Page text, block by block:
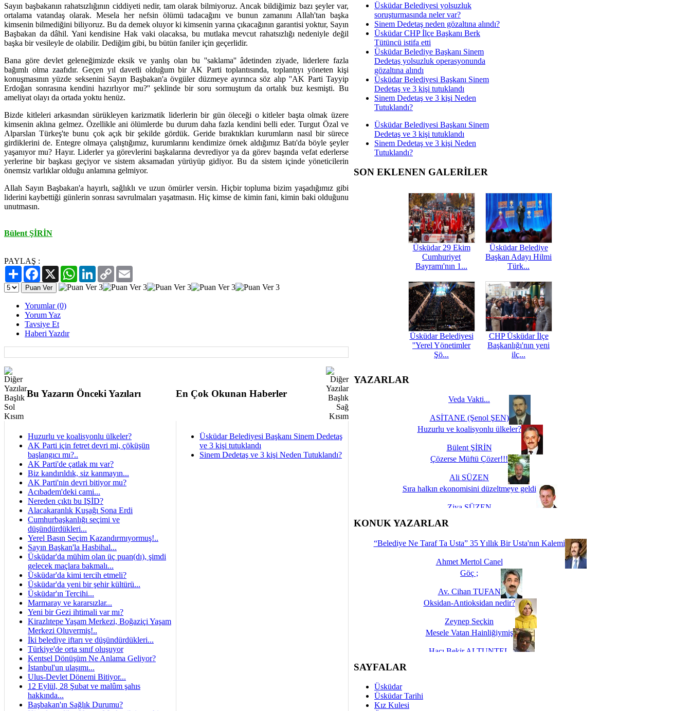
Sayın başbakanın rahatsızlığının ciddiyeti nedir, tam olarak bilmiyoruz. Ancak bildiğimiz bazı şeyler var,
ortalama vatandaş olarak. Mesela her nefsin ölümü tadacağını ve bunun zamanını Allah'tan başka
kimsenin bilmediğini biliyoruz. Bu da demek oluyor ki kimsenin yarına çıkacağının garantisi yoktur, Sayın
Başbakan da dâhil. Yani kendisine Hak vaki olacaksa, bu mutlaka mevcut rahatsızlığı nedeniyle değil
başka bir vesileyle de olabilir. Dediğim gibi, bu bütün faniler için geçerlidir.
Bana göre devlet geleneğimizde eksik ve yanlış olan bu ''saklama'' âdetinden ziyade, liderlere fazla
bağımlı olma zaafıdır. Geçen yıl davetli olduğum bir AK Parti toplantısında, toplantıyı yöneten kişi
konuşmasının yüzde seksenini Sayın Başbakan'a övgüler düzmeye ayırınca söz alıp ''AK Parti Tayyip
Erdoğan sonrasına kendini hazırlıyor mu?'' şeklinde bir soru sormuştum da ortalık buz kesmişti. Bu
ameliyat olayı da ortada yoktu henüz.
Bizde kitleleri arkasından sürükleyen karizmatik liderlerin bir gün öleceği o kitleler başta olmak üzere
kimsenin aklına gelmez. Özellikle ani ölümlerde bu durum daha fazla kendini belli eder. Turgut Özal ve
Alparslan Türkeş'te bunu çok açık bir şekilde gördük. Geride bıraktıkları kurumların nasıl bir sürece
girdiklerini de. Entegre olmaya çalıştığımız, kurumlarını kendimize örnek aldığımız Batı'da böyle şeyler
yaşanıyor mu? Hayır. Liderler ya görevlerini başkalarına devrediyor ya da görev başında vefat ederlerse
yerlerine bir başkası geçiyor ve sistem aksamadan yürüyüp gidiyor. Bu da sistem içinde yöneticilerin
önemsiz varlıklar olduğu anlamına gelmiyor.
Allah Sayın Başbakan'a hayırlı, sağlıklı ve uzun ömürler versin. Hiçbir topluma bizim yaşadığımız gibi
liderini kaybettiği günlerin sonrası savrulmaları yaşatmasın. Hiç kimse de kimin fani, kimin baki olduğunu
unutmasın.
Bülent ŞİRİN
PAYLAŞ :
PaylaşFacebook
X WhatsAppLinkedIn
Copy
Link
Yorumlar (0)
Yorum Yaz
Tavsiye Et
Haberi Yazdır
Bu Yazarın Önceki Yazıları En Çok Okunan Haberler
Huzurlu ve koalisyonlu ülkeler?
AK Parti için fetret devri mi, çöküşün
başlangıcı mı?..
AK Parti'de çatlak mı var?
Biz kandırıldık, siz kanmayın...
AK Parti'nin devri bitiyor mu?
Acıbadem'deki cami...
Nereden çıktı bu IŞİD?
Alacakaranlık Kuşağı Sona Erdi
Cumhurbaşkanlığı seçimi ve
düşündürdükleri...
Yerel Basın Seçim Kazandırmıyormuş!..
Sayın Başkan'la Hasbihal...
Üsküdar'da mühim olan üç puan(dı), şimdi
gelecek maçlara bakmalı...
Üsküdar'da kimi tercih etmeli?
Üsküdar'da yeni bir şehir kültürü...
Üsküdar'ın Tercihi...
Marmaray ve kararsızlar...
Yeni bir Gezi ihtimali var mı?
Kirazlıtepe Yaşam Merkezi, Boğaziçi Yaşam
Merkezi Oluvermiş!..
İki belediye iftarı ve düşündürdükleri...
Türkiye'de orta sınıf oluşuyor
Kentsel Dönüşüm Ne Anlama Geliyor?
İstanbul'un ulaşımı...
Ulus-Devlet Dönemi Bitiyor...
12 Eylül, 28 Şubat ve malûm şahıs
hakkında...
Başbakan'ın Sağlık Durumu?
Üsküdar Belediyesi Başkanı Sinem Dedetaş
ve 3 kişi tutuklandı
Sinem Dedetaş ve 3 kişi Neden Tutuklandı?
Üsküdar Belediyesi yolsuzluk
soruşturmasında neler var?
Sinem Dedetaş neden gözaltına alındı?
Üsküdar CHP İlçe Başkanı Berk
Tütüncü istifa etti
Üsküdar Belediye Başkanı Sinem
Dedetaş yolsuzluk operasyonunda
gözaltına alındı
Üsküdar Belediyesi Başkanı Sinem
Dedetaş ve 3 kişi tutuklandı
Sinem Dedetaş ve 3 kişi Neden
Tutuklandı?
Üsküdar Belediyesi Başkanı Sinem
Dedetaş ve 3 kişi tutuklandı
Sinem Dedetaş ve 3 kişi Neden
Tutuklandı?
SON EKLENEN GALERİLER
Üsküdar 29 Ekim
Cumhuriyet
Bayramı'nın 1...
Üsküdar Belediye
Başkan Adayı Hilmi
Türk...
Üsküdar Belediyesi
''Yerel Yönetimler
Şö...
CHP Üsküdar İlçe
Başkanlığı'nın yeni
ilç...
YAZARLAR
Veda Vakti...
ASİTANE (Şenol ŞEN)
Huzurlu ve koalisyonlu ülkeler?
Bülent ŞİRİN
Çözerse Müftü Çözer!!!
Ali SÜZEN
Sıra halkın ekonomisini düzeltmeye geldi
Ziya SÜZEN
İşte Biz buyuz...
KONUK YAZARLAR
“Belediye Ne Taraf Ta Usta” 35 Yıllık Bir Usta'nın Kalemi
Ahmet Mertol Canel
Göç ;
Av. Cihan TUFAN
Oksidan-Antioksidan nedir?
Zeynep Seçkin
Mesele Vatan Hainliğiymiş
Hacı Bekir ALTUNTEL
Dünya Fani, Ama Kısa Bir Süre De Olsa Burdayız
SAYFALAR
Üsküdar
Üsküdar Tarihi
Kız Kulesi